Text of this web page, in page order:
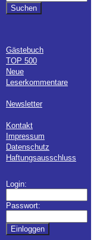
Gästebuch
TOP 500
Neue
Leserkommentare
Newsletter
Kontakt
Impressum
Datenschutz
Haftungsausschluss
Login:
Passwort: